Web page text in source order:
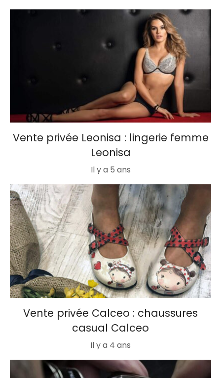
Vente privée Leonisa : lingerie femme
Leonisa
Il y a 5 ans
Vente privée Calceo : chaussures
casual Calceo
Il y a 4 ans